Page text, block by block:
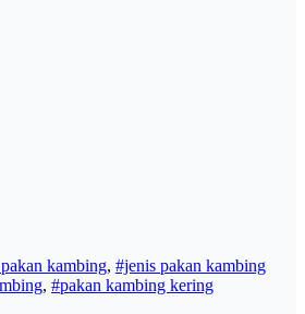
kambing, #jenis pakan kambing
, #pakan kambing kering